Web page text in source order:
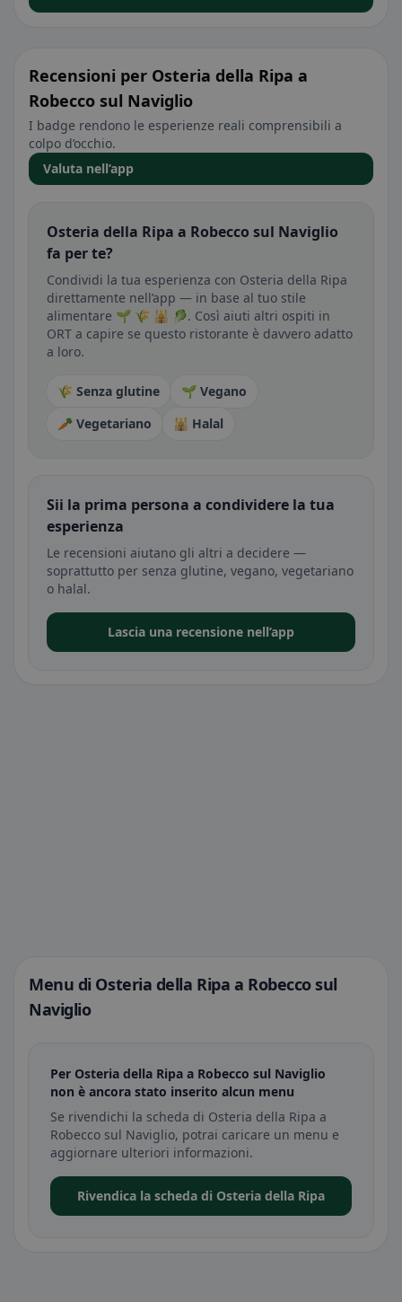
Recensioni per Osteria della Ripa a
Robecco sul Naviglio
I badge rendono le esperienze reali comprensibili a
colpo d’occhio.
Valuta nell’app
Osteria della Ripa a Robecco sul Naviglio
fa per te?
Condividi la tua esperienza con Osteria della Ripa
direttamente nell’app — in base al tuo stile
alimentare 🌱 🌾 🕌 🥬. Così aiuti altri ospiti in
ORT a capire se questo ristorante è davvero adatto
a loro.
🌾 Senza glutine
🌱 Vegano
🥕 Vegetariano
🕌 Halal
Sii la prima persona a condividere la tua
esperienza
Le recensioni aiutano gli altri a decidere —
soprattutto per senza glutine, vegano, vegetariano
o halal.
Lascia una recensione nell’app
Menu di Osteria della Ripa a Robecco sul
Naviglio
Per Osteria della Ripa a Robecco sul Naviglio
non è ancora stato inserito alcun menu
Se rivendichi la scheda di Osteria della Ripa a
Robecco sul Naviglio, potrai caricare un menu e
aggiornare ulteriori informazioni.
Rivendica la scheda di Osteria della Ripa